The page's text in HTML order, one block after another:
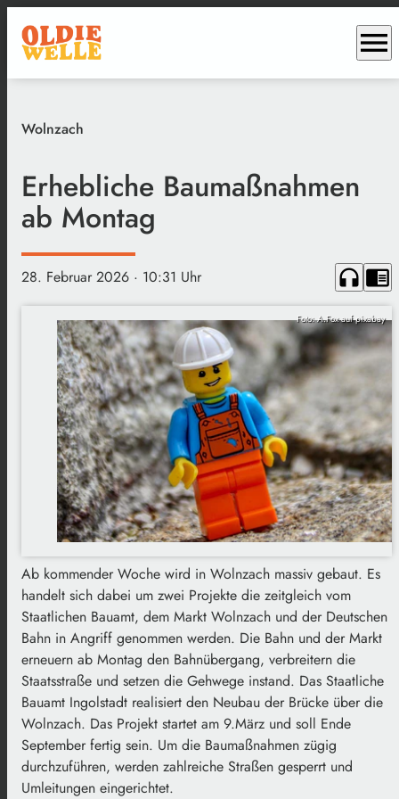
menu
Wolnzach
Erhebliche Baumaßnahmen
ab Montag
28. Februar 2026 · 10:31 Uhr headphones chrome_reader_mode
Foto: A.Fox auf pixabay
Ab kommender Woche wird in Wolnzach massiv gebaut. Es
handelt sich dabei um zwei Projekte die zeitgleich vom
Staatlichen Bauamt, dem Markt Wolnzach und der Deutschen
Bahn in Angriff genommen werden. Die Bahn und der Markt
erneuern ab Montag den Bahnübergang, verbreitern die
Staatsstraße und setzen die Gehwege instand. Das Staatliche
Bauamt Ingolstadt realisiert den Neubau der Brücke über die
Wolnzach. Das Projekt startet am 9.März und soll Ende
September fertig sein. Um die Baumaßnahmen zügig
durchzuführen, werden zahlreiche Straßen gesperrt und
Umleitungen eingerichtet.